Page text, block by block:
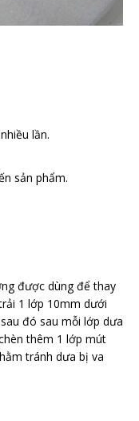
lần.
sản phẩm.
được dùng để thay
1 lớp 10mm dưới
đó sau mỗi lớp dưa
thêm 1 lớp mút
tránh dưa bị va